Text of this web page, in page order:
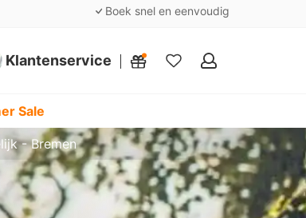
Boek snel en eenvoudig
Klantenservice
Mijn
Sale
- Bremen